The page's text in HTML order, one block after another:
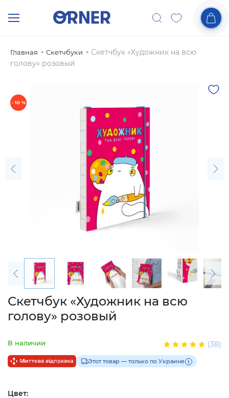
Главная Скетчбуки
Скетчбук «Художник на всю
голову» розовый
- 10 %
Скетчбук «Художник на всю
голову» розовый
В наличии (38)
Этот товар — только по Украине
Цвет: